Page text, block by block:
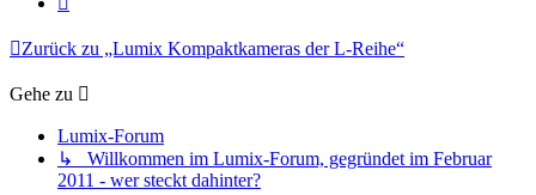
Zurück zu „Lumix Kompaktkameras der L-Reihe“
Gehe zu
Lumix-Forum
↳ Willkommen im Lumix-Forum, gegründet im Februar
2011 - wer steckt dahinter?